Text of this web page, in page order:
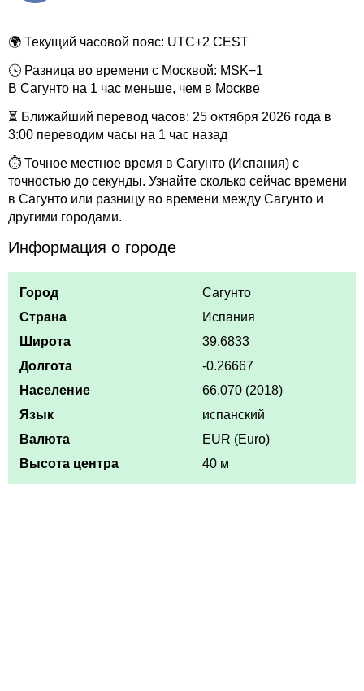
🌍 Текущий часовой пояс: UTC+2 CEST
🕓 Разница во времени с Москвой: MSK−1
В Сагунто на 1 час меньше, чем в Москве
⏳ Ближайший перевод часов: 25 октября 2026 года в
3:00 переводим часы на 1 час назад
⏱ Точное местное время в Сагунто (Испания) с
точностью до секунды. Узнайте сколько сейчас времени
в Сагунто или разницу во времени между Сагунто и
другими городами.
Информация о городе
Город
Сагунто
Страна
Испания
Широта
39.6833
Долгота
-0.26667
Население
66,070 (2018)
Язык
испанский
Валюта
EUR (Euro)
Высота центра
40 м